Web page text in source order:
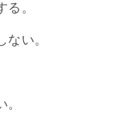
る。
ない。